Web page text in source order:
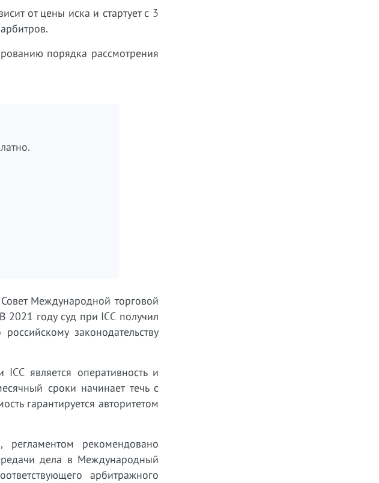
от цены иска и стартует с 3
порядка рассмотрения
Международной торговой
2021 году суд при ICC получил
законодательству
является оперативность и
сроки начинает течь с
гарантируется авторитетом
рекомендовано
дела в Международный
арбитражного